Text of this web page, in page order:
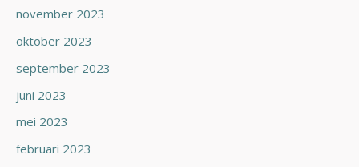
november 2023
oktober 2023
september 2023
juni 2023
mei 2023
februari 2023